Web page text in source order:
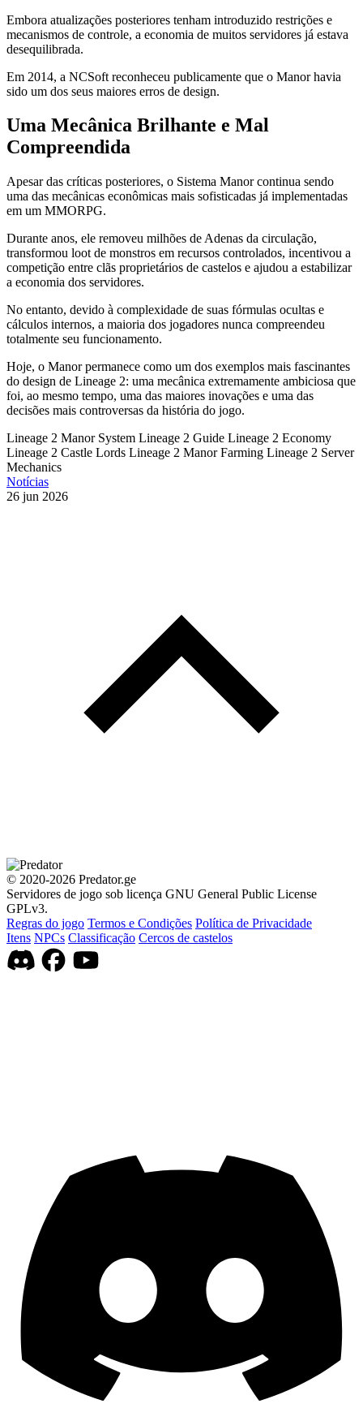
Embora atualizações posteriores tenham introduzido restrições e
mecanismos de controle, a economia de muitos servidores já estava
desequilibrada.
Em 2014, a NCSoft reconheceu publicamente que o Manor havia
sido um dos seus maiores erros de design.
Uma Mecânica Brilhante e Mal
Compreendida
Apesar das críticas posteriores, o Sistema Manor continua sendo
uma das mecânicas econômicas mais sofisticadas já implementadas
em um MMORPG.
Durante anos, ele removeu milhões de Adenas da circulação,
transformou loot de monstros em recursos controlados, incentivou a
competição entre clãs proprietários de castelos e ajudou a estabilizar
a economia dos servidores.
No entanto, devido à complexidade de suas fórmulas ocultas e
cálculos internos, a maioria dos jogadores nunca compreendeu
totalmente seu funcionamento.
Hoje, o Manor permanece como um dos exemplos mais fascinantes
do design de Lineage 2: uma mecânica extremamente ambiciosa que
foi, ao mesmo tempo, uma das maiores inovações e uma das
decisões mais controversas da história do jogo.
Lineage 2 Manor System Lineage 2 Guide Lineage 2 Economy
Lineage 2 Castle Lords Lineage 2 Manor Farming Lineage 2 Server
Mechanics
Notícias
26 jun 2026
© 2020-2026 Predator.ge
Servidores de jogo sob licença GNU General Public License
GPLv3.
Regras do jogo Termos e Condições Política de Privacidade
Itens NPCs Classificação Cercos de castelos